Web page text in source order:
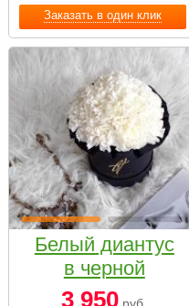
Заказать в один клик
Белый диантус
в черной
коробке Small
3 950